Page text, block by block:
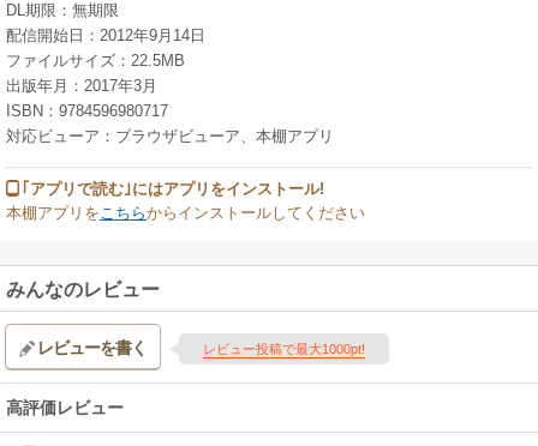
DL期限：無期限
配信開始日：2012年9月14日
ファイルサイズ：22.5MB
出版年月：2017年3月
ISBN：9784596980717
対応ビューア：ブラウザビューア、本棚アプリ
｢アプリで読む｣にはアプリをインストール!
本棚アプリをこちらからインストールしてください
みんなのレビュー
レビューを書く レビュー投稿で最大1000pt!
高評価レビュー